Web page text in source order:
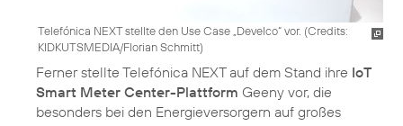
Telefónica NEXT stellte den Use Case „Develco“ vor. (Credits:
KIDKUTSMEDIA/Florian Schmitt)
Ferner stellte Telefónica NEXT auf dem Stand ihre IoT
Smart Meter Center-Plattform Geeny vor, die
besonders bei den Energieversorgern auf großes